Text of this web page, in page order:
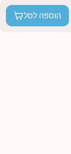
הוספה לסל